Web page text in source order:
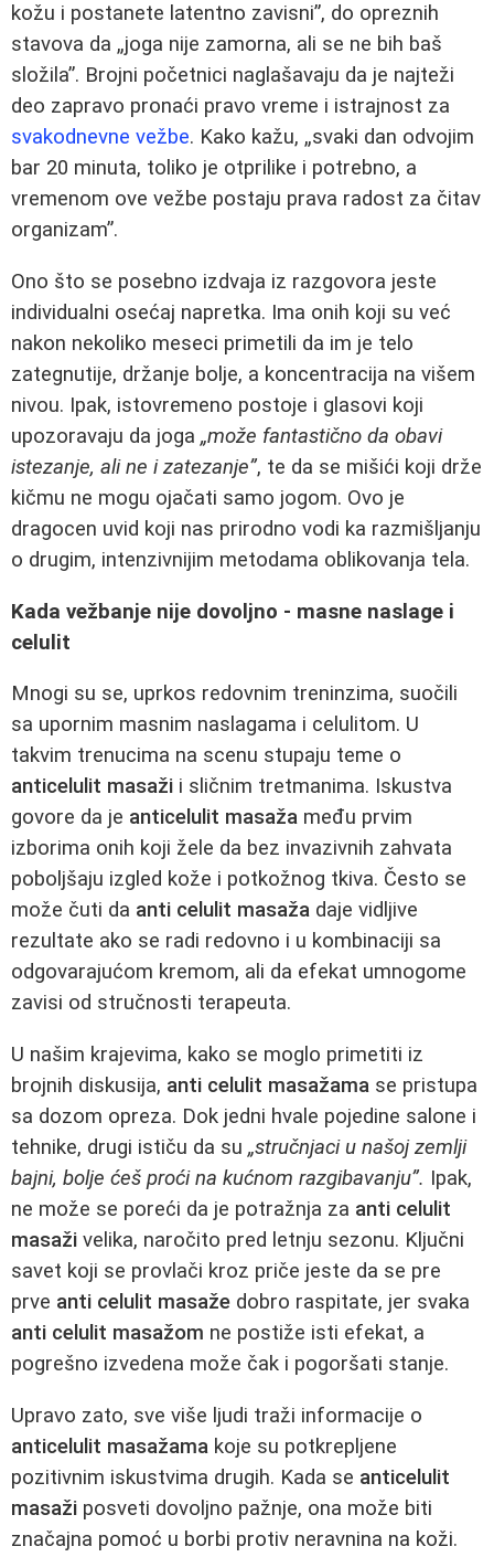
kožu i postanete latentno zavisni”, do opreznih
stavova da „joga nije zamorna, ali se ne bih baš
složila”. Brojni početnici naglašavaju da je najteži
deo zapravo pronaći pravo vreme i istrajnost za
svakodnevne vežbe. Kako kažu, „svaki dan odvojim
bar 20 minuta, toliko je otprilike i potrebno, a
vremenom ove vežbe postaju prava radost za čitav
organizam”.
Ono što se posebno izdvaja iz razgovora jeste
individualni osećaj napretka. Ima onih koji su već
nakon nekoliko meseci primetili da im je telo
zategnutije, držanje bolje, a koncentracija na višem
nivou. Ipak, istovremeno postoje i glasovi koji
upozoravaju da joga „može fantastično da obavi
istezanje, ali ne i zatezanje”, te da se mišići koji drže
kičmu ne mogu ojačati samo jogom. Ovo je
dragocen uvid koji nas prirodno vodi ka razmišljanju
o drugim, intenzivnijim metodama oblikovanja tela.
Kada vežbanje nije dovoljno - masne naslage i
celulit
Mnogi su se, uprkos redovnim treninzima, suočili
sa upornim masnim naslagama i celulitom. U
takvim trenucima na scenu stupaju teme o
anticelulit masaži i sličnim tretmanima. Iskustva
govore da je anticelulit masaža među prvim
izborima onih koji žele da bez invazivnih zahvata
poboljšaju izgled kože i potkožnog tkiva. Često se
može čuti da anti celulit masaža daje vidljive
rezultate ako se radi redovno i u kombinaciji sa
odgovarajućom kremom, ali da efekat umnogome
zavisi od stručnosti terapeuta.
U našim krajevima, kako se moglo primetiti iz
brojnih diskusija, anti celulit masažama se pristupa
sa dozom opreza. Dok jedni hvale pojedine salone i
tehnike, drugi ističu da su „stručnjaci u našoj zemlji
bajni, bolje ćeš proći na kućnom razgibavanju”. Ipak,
ne može se poreći da je potražnja za anti celulit
masaži velika, naročito pred letnju sezonu. Ključni
savet koji se provlači kroz priče jeste da se pre
prve anti celulit masaže dobro raspitate, jer svaka
anti celulit masažom ne postiže isti efekat, a
pogrešno izvedena može čak i pogoršati stanje.
Upravo zato, sve više ljudi traži informacije o
anticelulit masažama koje su potkrepljene
pozitivnim iskustvima drugih. Kada se anticelulit
masaži posveti dovoljno pažnje, ona može biti
značajna pomoć u borbi protiv neravnina na koži.